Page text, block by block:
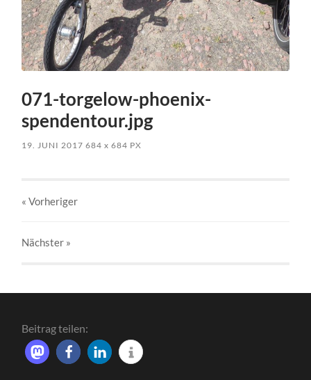
071-torgelow-phoenix-
spendentour.jpg
19. JUNI 2017 684x 684 PX
« Vorheriger
Nächster »
Beitrag teilen: